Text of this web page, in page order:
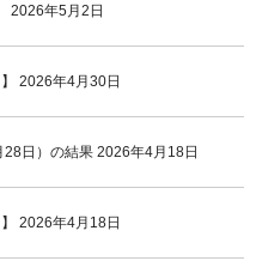
2026年5月2日
2026年4月30日
28日）の結果 2026年4月18日
2026年4月18日